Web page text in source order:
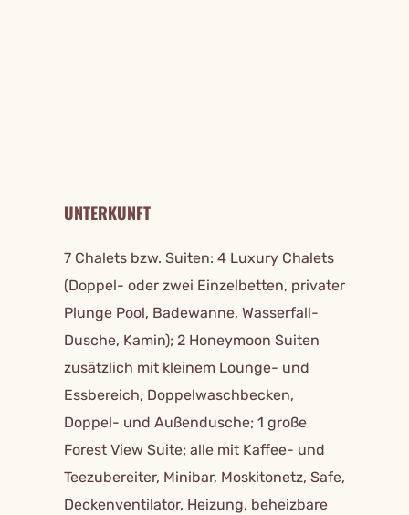
UNTERKUNFT
7 Chalets bzw. Suiten: 4 Luxury Chalets
(Doppel- oder zwei Einzelbetten, privater
Plunge Pool, Badewanne, Wasserfall-
Dusche, Kamin); 2 Honeymoon Suiten
zusätzlich mit kleinem Lounge- und
Essbereich, Doppelwaschbecken,
Doppel- und Außendusche; 1 große
Forest View Suite; alle mit Kaffee- und
Teezubereiter, Minibar, Moskitonetz, Safe,
Deckenventilator, Heizung, beheizbare